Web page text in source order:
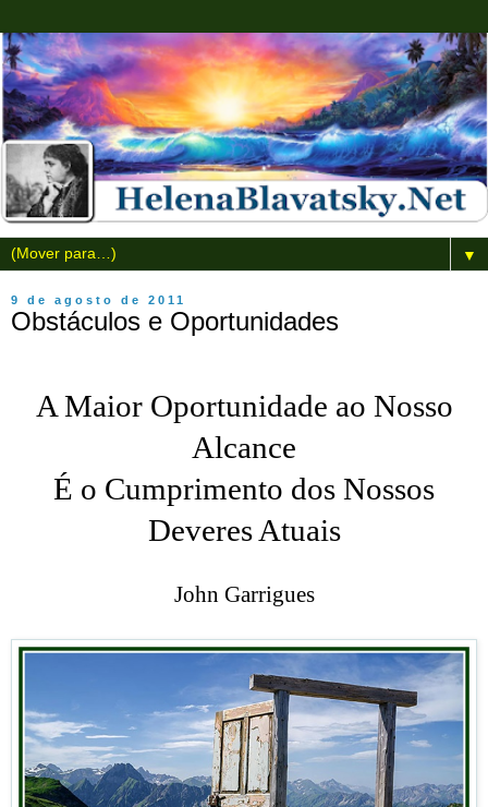
▼
9 de agosto de 2011
Obstáculos e Oportunidades
A Maior Oportunidade ao Nosso
Alcance
É o Cumprimento dos Nossos
Deveres Atuais
John Garrigues